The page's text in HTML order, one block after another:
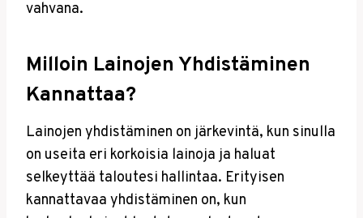
vahvana.
Milloin Lainojen Yhdistäminen
Kannattaa?
Lainojen yhdistäminen on järkevintä, kun sinulla
on useita eri korkoisia lainoja ja haluat
selkeyttää taloutesi hallintaa. Erityisen
kannattavaa yhdistäminen on, kun